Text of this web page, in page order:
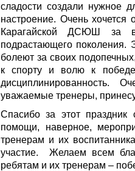
сладости создали нужное
настроение. Очень хочется
Карагайской ДСЮШ за
подрастающего
болеют за своих
к спорту и волю к
дисциплинированность.
уважаемые тренеры,
Спасибо за этот праздник
помощи, наверное,
тренерам и их
участие. Желаем всем
ребятам и их тренерам –